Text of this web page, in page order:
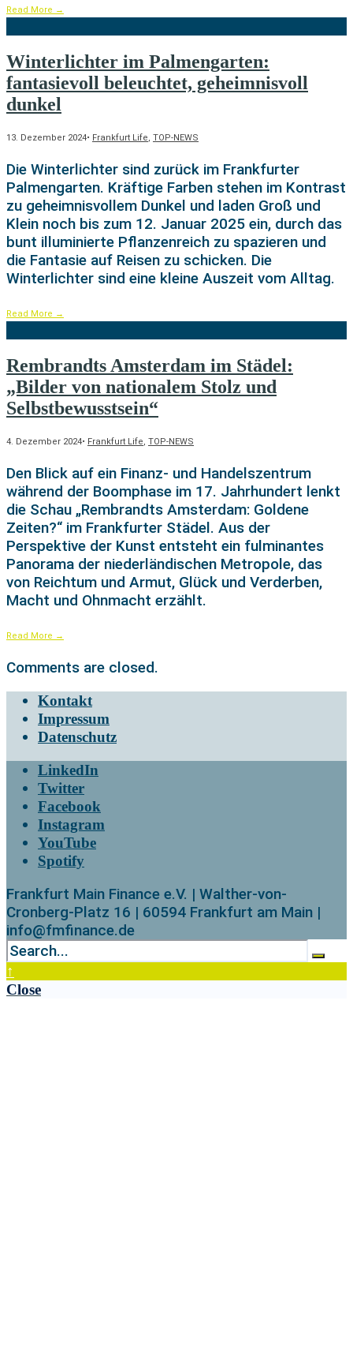
Read More →
Winterlichter im Palmengarten:
fantasievoll beleuchtet, geheimnisvoll
dunkel
13. Dezember 2024• Frankfurt Life, TOP-NEWS
Die Winterlichter sind zurück im Frankfurter
Palmengarten. Kräftige Farben stehen im Kontrast
zu geheimnisvollem Dunkel und laden Groß und
Klein noch bis zum 12. Januar 2025 ein, durch das
bunt illuminierte Pflanzenreich zu spazieren und
die Fantasie auf Reisen zu schicken. Die
Winterlichter sind eine kleine Auszeit vom Alltag.
Read More →
Rembrandts Amsterdam im Städel:
„Bilder von nationalem Stolz und
Selbstbewusstsein“
4. Dezember 2024• Frankfurt Life, TOP-NEWS
Den Blick auf ein Finanz- und Handelszentrum
während der Boomphase im 17. Jahrhundert lenkt
die Schau „Rembrandts Amsterdam: Goldene
Zeiten?“ im Frankfurter Städel. Aus der
Perspektive der Kunst entsteht ein fulminantes
Panorama der niederländischen Metropole, das
von Reichtum und Armut, Glück und Verderben,
Macht und Ohnmacht erzählt.
Read More →
Comments are closed.
Kontakt
Impressum
Datenschutz
LinkedIn
Twitter
Facebook
Instagram
YouTube
Spotify
Frankfurt Main Finance e.V. | Walther-von-
Cronberg-Platz 16 | 60594 Frankfurt am Main |
info@fmfinance.de
↑
Close